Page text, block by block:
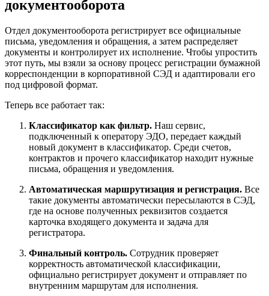
документооборота
Отдел документооборота регистрирует все официальные
письма, уведомления и обращения, а затем распределяет
документы и контролирует их исполнение. Чтобы упростить
этот путь, мы взяли за основу процесс регистрации бумажной
корреспонденции в корпоративной СЭД и адаптировали его
под цифровой формат.
Теперь все работает так:
Классификатор как фильтр. Наш сервис,
подключенный к оператору ЭДО, передает каждый
новый документ в классификатор. Среди счетов,
контрактов и прочего классификатор находит нужные
письма, обращения и уведомления.
Автоматическая маршрутизация и регистрация. Все
такие документы автоматически пересылаются в СЭД,
где на основе полученных реквизитов создается
карточка входящего документа и задача для
регистратора.
Финальный контроль. Сотрудник проверяет
корректность автоматической классификации,
официально регистрирует документ и отправляет по
внутренним маршрутам для исполнения.